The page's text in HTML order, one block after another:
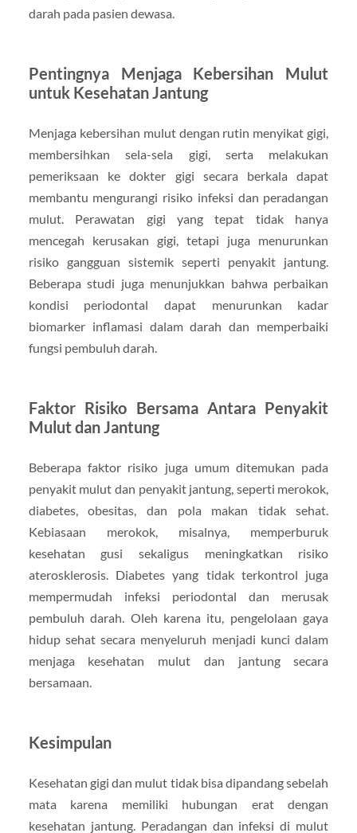
darah pada pasien dewasa.
Pentingnya Menjaga Kebersihan Mulut
untuk Kesehatan Jantung
Menjaga kebersihan mulut dengan rutin menyikat gigi,
membersihkan sela-sela gigi, serta melakukan
pemeriksaan ke dokter gigi secara berkala dapat
membantu mengurangi risiko infeksi dan peradangan
mulut. Perawatan gigi yang tepat tidak hanya
mencegah kerusakan gigi, tetapi juga menurunkan
risiko gangguan sistemik seperti penyakit jantung.
Beberapa studi juga menunjukkan bahwa perbaikan
kondisi periodontal dapat menurunkan kadar
biomarker inflamasi dalam darah dan memperbaiki
fungsi pembuluh darah.
Faktor Risiko Bersama Antara Penyakit
Mulut dan Jantung
Beberapa faktor risiko juga umum ditemukan pada
penyakit mulut dan penyakit jantung, seperti merokok,
diabetes, obesitas, dan pola makan tidak sehat.
Kebiasaan merokok, misalnya, memperburuk
kesehatan gusi sekaligus meningkatkan risiko
aterosklerosis. Diabetes yang tidak terkontrol juga
mempermudah infeksi periodontal dan merusak
pembuluh darah. Oleh karena itu, pengelolaan gaya
hidup sehat secara menyeluruh menjadi kunci dalam
menjaga kesehatan mulut dan jantung secara
bersamaan.
Kesimpulan
Kesehatan gigi dan mulut tidak bisa dipandang sebelah
mata karena memiliki hubungan erat dengan
kesehatan jantung. Peradangan dan infeksi di mulut